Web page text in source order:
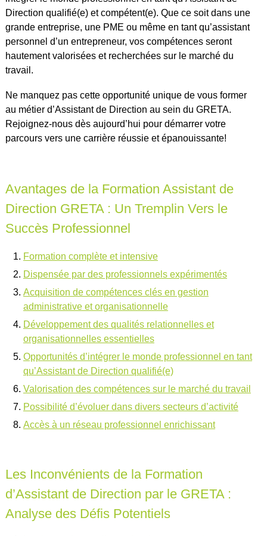
Direction qualifié(e) et compétent(e). Que ce soit dans une
grande entreprise, une PME ou même en tant qu’assistant
personnel d’un entrepreneur, vos compétences seront
hautement valorisées et recherchées sur le marché du
travail.
Ne manquez pas cette opportunité unique de vous former
au métier d’Assistant de Direction au sein du GRETA.
Rejoignez-nous dès aujourd’hui pour démarrer votre
parcours vers une carrière réussie et épanouissante!
Avantages de la Formation Assistant de
Direction GRETA : Un Tremplin Vers le
Succès Professionnel
Formation complète et intensive
Dispensée par des professionnels expérimentés
Acquisition de compétences clés en gestion
administrative et organisationnelle
Développement des qualités relationnelles et
organisationnelles essentielles
Opportunités d’intégrer le monde professionnel en tant
qu’Assistant de Direction qualifié(e)
Valorisation des compétences sur le marché du travail
Possibilité d’évoluer dans divers secteurs d’activité
Accès à un réseau professionnel enrichissant
Les Inconvénients de la Formation
d’Assistant de Direction par le GRETA :
Analyse des Défis Potentiels